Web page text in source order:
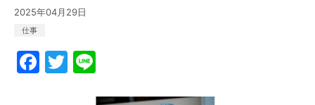
2025年04月29日
仕事
F
a
T
w